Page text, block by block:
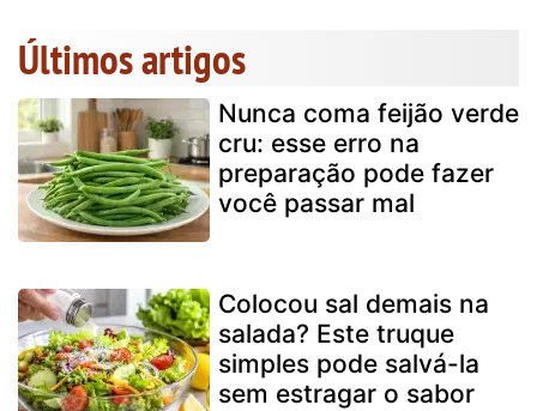
Últimos artigos
Nunca coma feijão verde
cru: esse erro na
preparação pode fazer
você passar mal
Colocou sal demais na
salada? Este truque
simples pode salvá-la
sem estragar o sabor